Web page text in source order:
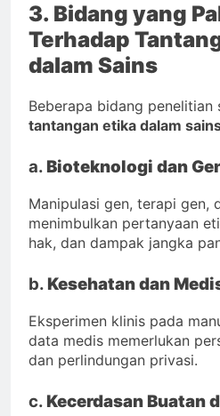
3. Bidang yang
Terhadap
dalam Sains
Beberapa bidang penelitian
tantangan etika dalam
a. Bioteknologi dan
Manipulasi gen, terapi gen,
menimbulkan pertanyaan
hak, dan dampak jangka
b. Kesehatan dan
Eksperimen klinis pada
data medis memerlukan
dan perlindungan privasi.
c. Kecerdasan Buatan